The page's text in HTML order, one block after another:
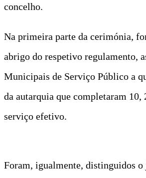
concelho.
Na primeira parte da cerimónia,
abrigo do respetivo regulamento,
Municipais de Serviço Público a
da autarquia que completaram 10,
serviço efetivo.
Foram, igualmente, distinguidos